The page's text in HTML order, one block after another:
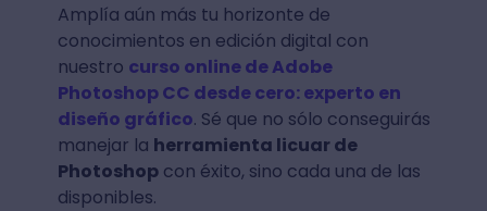
Amplía aún más tu horizonte de
conocimientos en edición digital con
nuestro curso online de Adobe
Photoshop CC desde cero: experto en
diseño gráfico. Sé que no sólo conseguirás
manejar la herramienta licuar de
Photoshopcon éxito, sino cada una de las
disponibles.